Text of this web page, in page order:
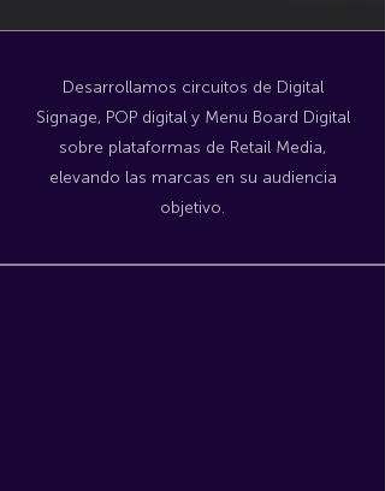
Desarrollamos circuitos de Digital
Signage, POP digital y Menu Board Digital
sobre plataformas de Retail Media,
elevando las marcas en su audiencia
objetivo.